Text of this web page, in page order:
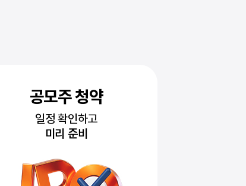
개인투자용 국채
절세 혜택 & 목돈 마련
안정적인 국채투자